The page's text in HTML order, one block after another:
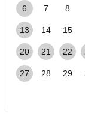
6 7 8
13 14 15
20 21 22
27 28 29